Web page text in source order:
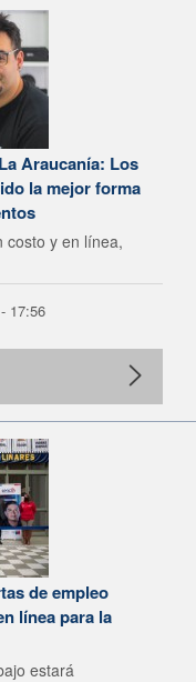
Araucanía: Los
la mejor forma
costo y en línea,
17:56
de empleo
línea para la
estará